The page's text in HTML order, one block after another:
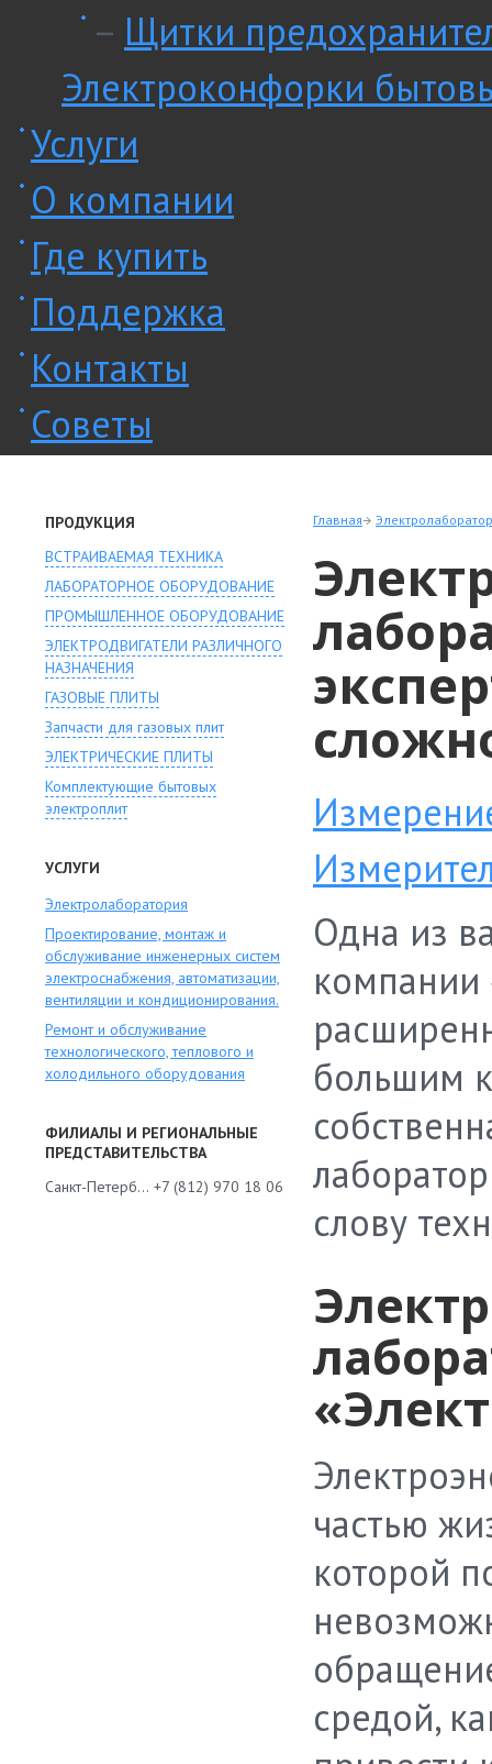
– Щитки
Электроконфорки
Услуги
О компании
Где купить
Поддержка
Контакты
Советы
ПРОДУКЦИЯ
ВСТРАИВАЕМАЯ ТЕХНИКА
ЛАБОРАТОРНОЕ ОБОРУДОВАНИЕ
ПРОМЫШЛЕННОЕ ОБОРУДОВАНИЕ
ЭЛЕКТРОДВИГАТЕЛИ РАЗЛИЧНОГО
НАЗНАЧЕНИЯ
ГАЗОВЫЕ ПЛИТЫ
Запчасти для газовых плит
ЭЛЕКТРИЧЕСКИЕ ПЛИТЫ
Комплектующие бытовых
электроплит
УСЛУГИ
Электролаборатория
Проектирование, монтаж и
обслуживание инженерных систем
электроснабжения, автоматизации,
вентиляции и кондиционирования.
Ремонт и обслуживание
технологического, теплового и
холодильного оборудования
ФИЛИАЛЫ И РЕГИОНАЛЬНЫЕ
ПРЕДСТАВИТЕЛЬСТВА
Санкт-Петербург +7 (812) 970 18 06
Главная
Одна из
компании
большим
слову
частью
которой
средой,